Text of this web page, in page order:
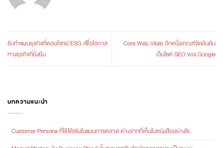
รับทำแผนธุรกิจที่ตอบโจทย์ ESG เพื่อโอกาส
ทางธุรกิจที่ยั่งยืน
Core Web Vitals อีกหนึ่งเกณฑ์จัดอันดับ
เว็บไซต์ SEO ของ Google
บทความแนะนำ
Customer Persona ที่ใช้ได้จริงในแผนการตลาด ต่างจากที่เห็นในหนังสืออย่างไร